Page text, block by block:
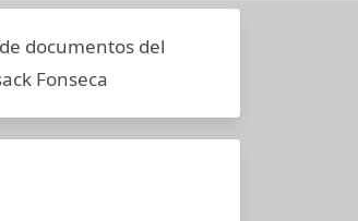
documentos del
Fonseca